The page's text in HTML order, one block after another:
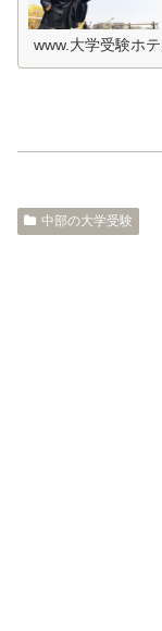
www.大学受験ホ
中部の大学受験